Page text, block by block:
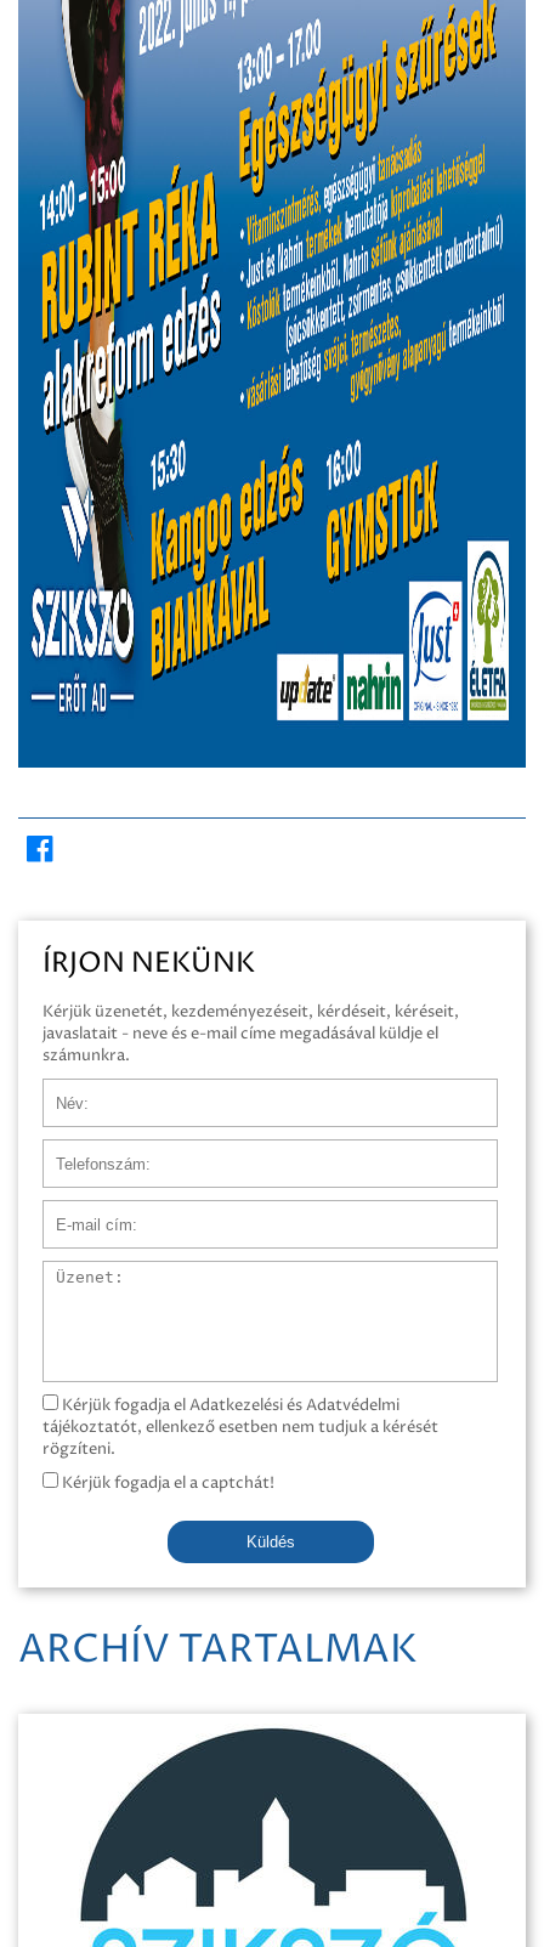
ÍRJON NEKÜNK
Kérjük üzenetét, kezdeményezéseit, kérdéseit, kéréseit,
javaslatait - neve és e-mail címe megadásával küldje el
számunkra.
Üzenet
Kérjük fogadja el Adatkezelési és Adatvédelmi
tájékoztatót, ellenkező esetben nem tudjuk a kérését
rögzíteni.
Kérjük fogadja el a captchát!
Küldés
ARCHÍV TARTALMAK